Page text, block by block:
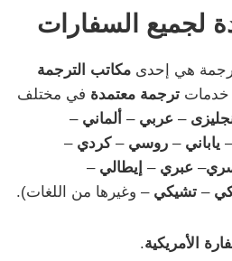
لجميع السفارات
هي إحدى مكاتب الترجمة
خدمات ترجمة معتمدة في مختلف
– عربي – ألماني –
ياباني – روسي –كردي –
– عبري – إيطالي –
– تشيكي – وغيرها من اللغات).
الأمريكية.